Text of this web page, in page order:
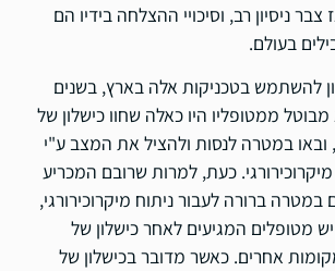
ניסיון רב, וסיכויי ההצלחה בידיו הם
בעולם.
להשתמש בטכניקות אלה בארץ, בשנים
ממטופליו היו כאלה שחוו כישלון של
ובאו במטרה לנסות ולהציל את המצב ע"י
כעת, למרות שרובם המכריע
במטרה ברורה לעבור ניתוח מיקרוכירורגי,
מטופלים המגיעים לאחר כישלון של
אחרים. כאשר מדובר בכישלון של